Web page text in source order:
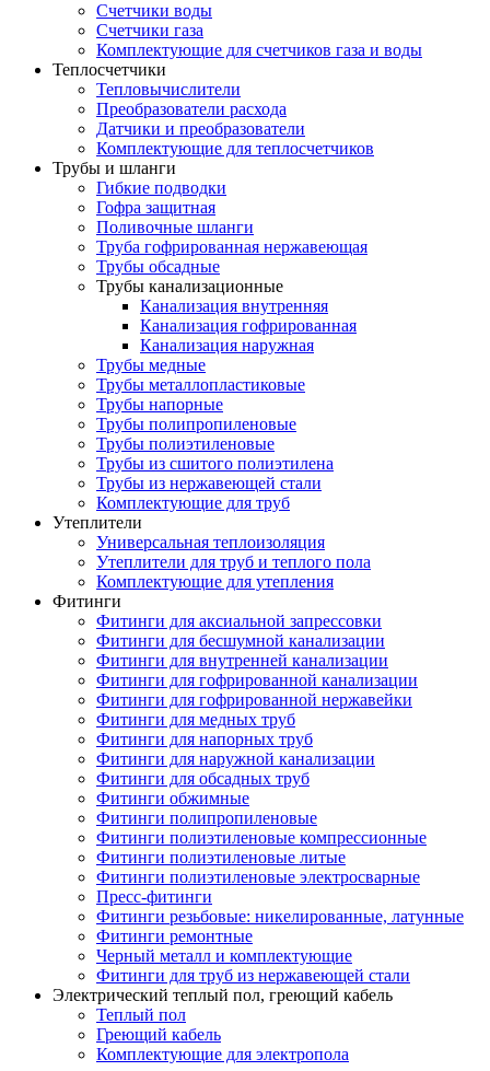
Счетчики воды
Счетчики газа
Комплектующие для счетчиков газа и воды
Теплосчетчики
Тепловычислители
Преобразователи расхода
Датчики и преобразователи
Комплектующие для теплосчетчиков
Трубы и шланги
Гибкие подводки
Гофра защитная
Поливочные шланги
Труба гофрированная нержавеющая
Трубы обсадные
Трубы канализационные
Канализация внутренняя
Канализация гофрированная
Канализация наружная
Трубы медные
Трубы металлопластиковые
Трубы напорные
Трубы полипропиленовые
Трубы полиэтиленовые
Трубы из сшитого полиэтилена
Трубы из нержавеющей стали
Комплектующие для труб
Утеплители
Универсальная теплоизоляция
Утеплители для труб и теплого пола
Комплектующие для утепления
Фитинги
Фитинги для аксиальной запрессовки
Фитинги для бесшумной канализации
Фитинги для внутренней канализации
Фитинги для гофрированной канализации
Фитинги для гофрированной нержавейки
Фитинги для медных труб
Фитинги для напорных труб
Фитинги для наружной канализации
Фитинги для обсадных труб
Фитинги обжимные
Фитинги полипропиленовые
Фитинги полиэтиленовые компрессионные
Фитинги полиэтиленовые литые
Фитинги полиэтиленовые электросварные
Пресс-фитинги
Фитинги резьбовые: никелированные, латунные
Фитинги ремонтные
Черный металл и комплектующие
Фитинги для труб из нержавеющей стали
Электрический теплый пол, греющий кабель
Теплый пол
Греющий кабель
Комплектующие для электропола